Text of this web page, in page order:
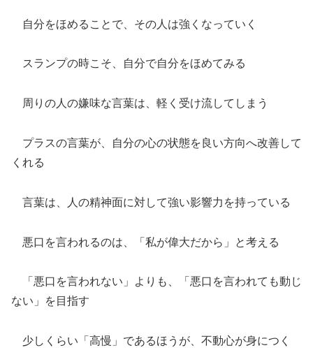
自分をほめることで、その人は強くなっていく
スランプの時こそ、自分で自分をほめてみる
周りの人の嫌味な言葉は、軽く受け流してしまう
プラスの言葉が、自分の心の状態を良い方向へ改善して
くれる
言葉は、人の精神面に対して強い影響力を持っている
悪口を言われるのは、「私が偉大だから」と考える
「悪口を言われない」よりも、「悪口を言われても動じ
ない」を目指す
少しくらい「高慢」であるほうが、不動心が身につく